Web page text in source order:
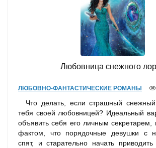
Любовница снежного
ЛЮБОВНО-ФАНТАСТИЧЕСКИЕ РОМАНЫ
Что делать, если страшный
тебя своей любовницей? Идеальный
объявить себя его личным секретарем,
фактом, что порядочные девушки с
спят, и старательно начать